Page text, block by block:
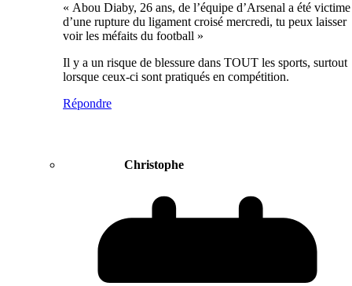
« Abou Diaby, 26 ans, de l’équipe d’Arsenal a été victime
d’une rupture du ligament croisé mercredi, tu peux laisser
voir les méfaits du football »
Il y a un risque de blessure dans TOUT les sports, surtout
lorsque ceux-ci sont pratiqués en compétition.
Répondre
Christophe